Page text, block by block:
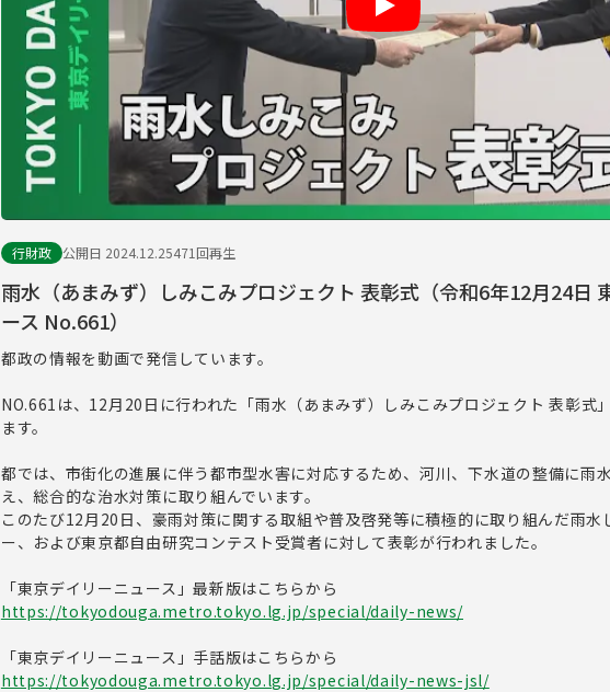
Play
行財政 公開日 2024.12.25471回再生
雨水（あまみず）しみこみプロジェクト 表彰式（令和6年12月24日
ース No.661）
都政の情報を動画で発信しています。
NO.661は、12月20日に行われた「雨水（あまみず）しみこみプロジェクト 表彰式
ます。
都では、市街化の進展に伴う都市型水害に対応するため、河川、下水道の整備に雨
え、総合的な治水対策に取り組んでいます。
このたび12月20日、豪雨対策に関する取組や普及啓発等に積極的に取り組んだ雨水
ー、および東京都自由研究コンテスト受賞者に対して表彰が行われました。
「東京デイリーニュース」最新版はこちらから
https://tokyodouga.metro.tokyo.lg.jp/special/daily-news/
「東京デイリーニュース」手話版はこちらから
https://tokyodouga.metro.tokyo.lg.jp/special/daily-news-jsl/